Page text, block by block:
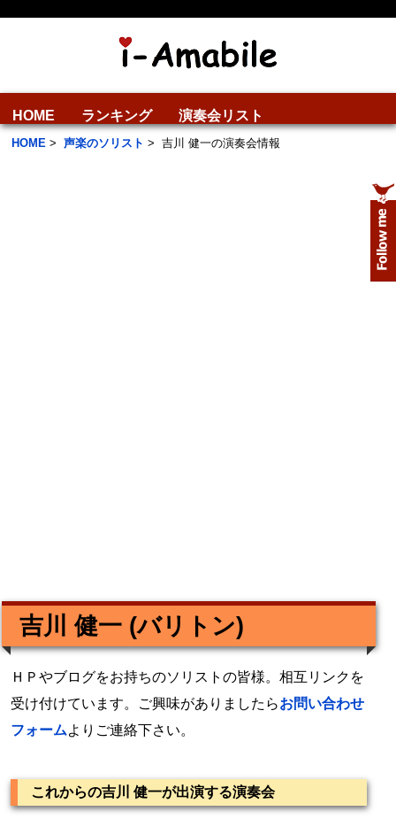
HOME ランキング 演奏会リスト
HOME > 声楽のソリスト > 吉川 健一の演奏会情報
吉川 健一 (バリトン)
ＨＰやブログをお持ちのソリストの皆様。相互リンクを
受け付けています。ご興味がありましたらお問い合わせ
フォームよりご連絡下さい。
これからの吉川 健一が出演する演奏会